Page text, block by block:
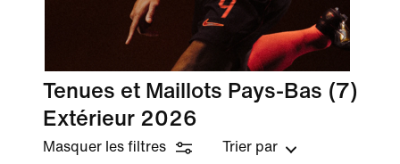
Tenues et Maillots Pays-Bas
Extérieur 2026
(7)
Masquer les filtres Trier par